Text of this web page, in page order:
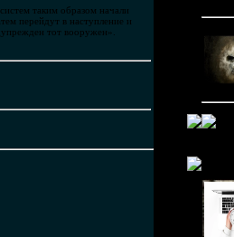
таким образом начали
перейдут в наступление и
тот вооружен».